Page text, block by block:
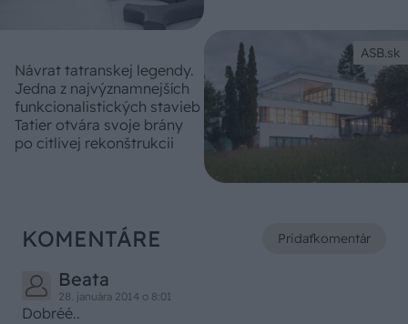
ASB.sk
Návrat tatranskej legendy.
Jedna z najvýznamnejších
funkcionalistických stavieb
Tatier otvára svoje brány
po citlivej rekonštrukcii
KOMENTÁRE Pridaťkomentár
Beata
28. januára 2014 o 8:01
Dobréé..